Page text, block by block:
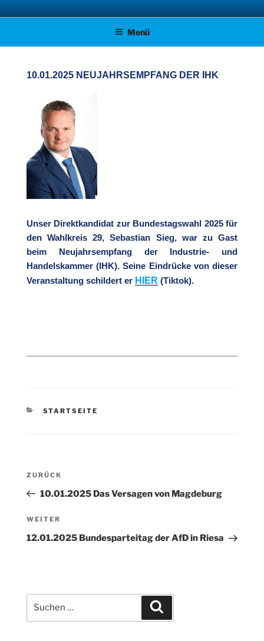
Zum
Inhalt AFD KREISVERBAND STADE
Menü
10.01.2025 NEUJAHRSEMPFANG DER IHK
Unser Direktkandidat zur Bundestagswahl 2025 für
den Wahlkreis 29, Sebastian Sieg, war zu Gast
beim Neujahrsempfang der Industrie- und
Handelskammer (IHK). Seine Eindrücke von dieser
Veranstaltung schildert er HIER (Tiktok).
KATEGORIEN
STARTSEITE
Beitragsnavigation
Vorheriger
Beitrag
ZURÜCK
10.01.2025 Das Versagen von Magdeburg
Nächster
Beitrag
WEITER
12.01.2025 Bundesparteitag der AfD in Riesa
nach: